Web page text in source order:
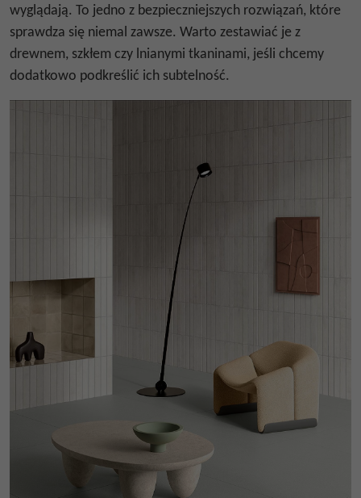
wyglądają. To jedno z bezpieczniejszych rozwiązań, które
sprawdza się niemal zawsze. Warto zestawiać je z
drewnem, szkłem czy lnianymi tkaninami, jeśli chcemy
dodatkowo podkreślić ich subtelność.